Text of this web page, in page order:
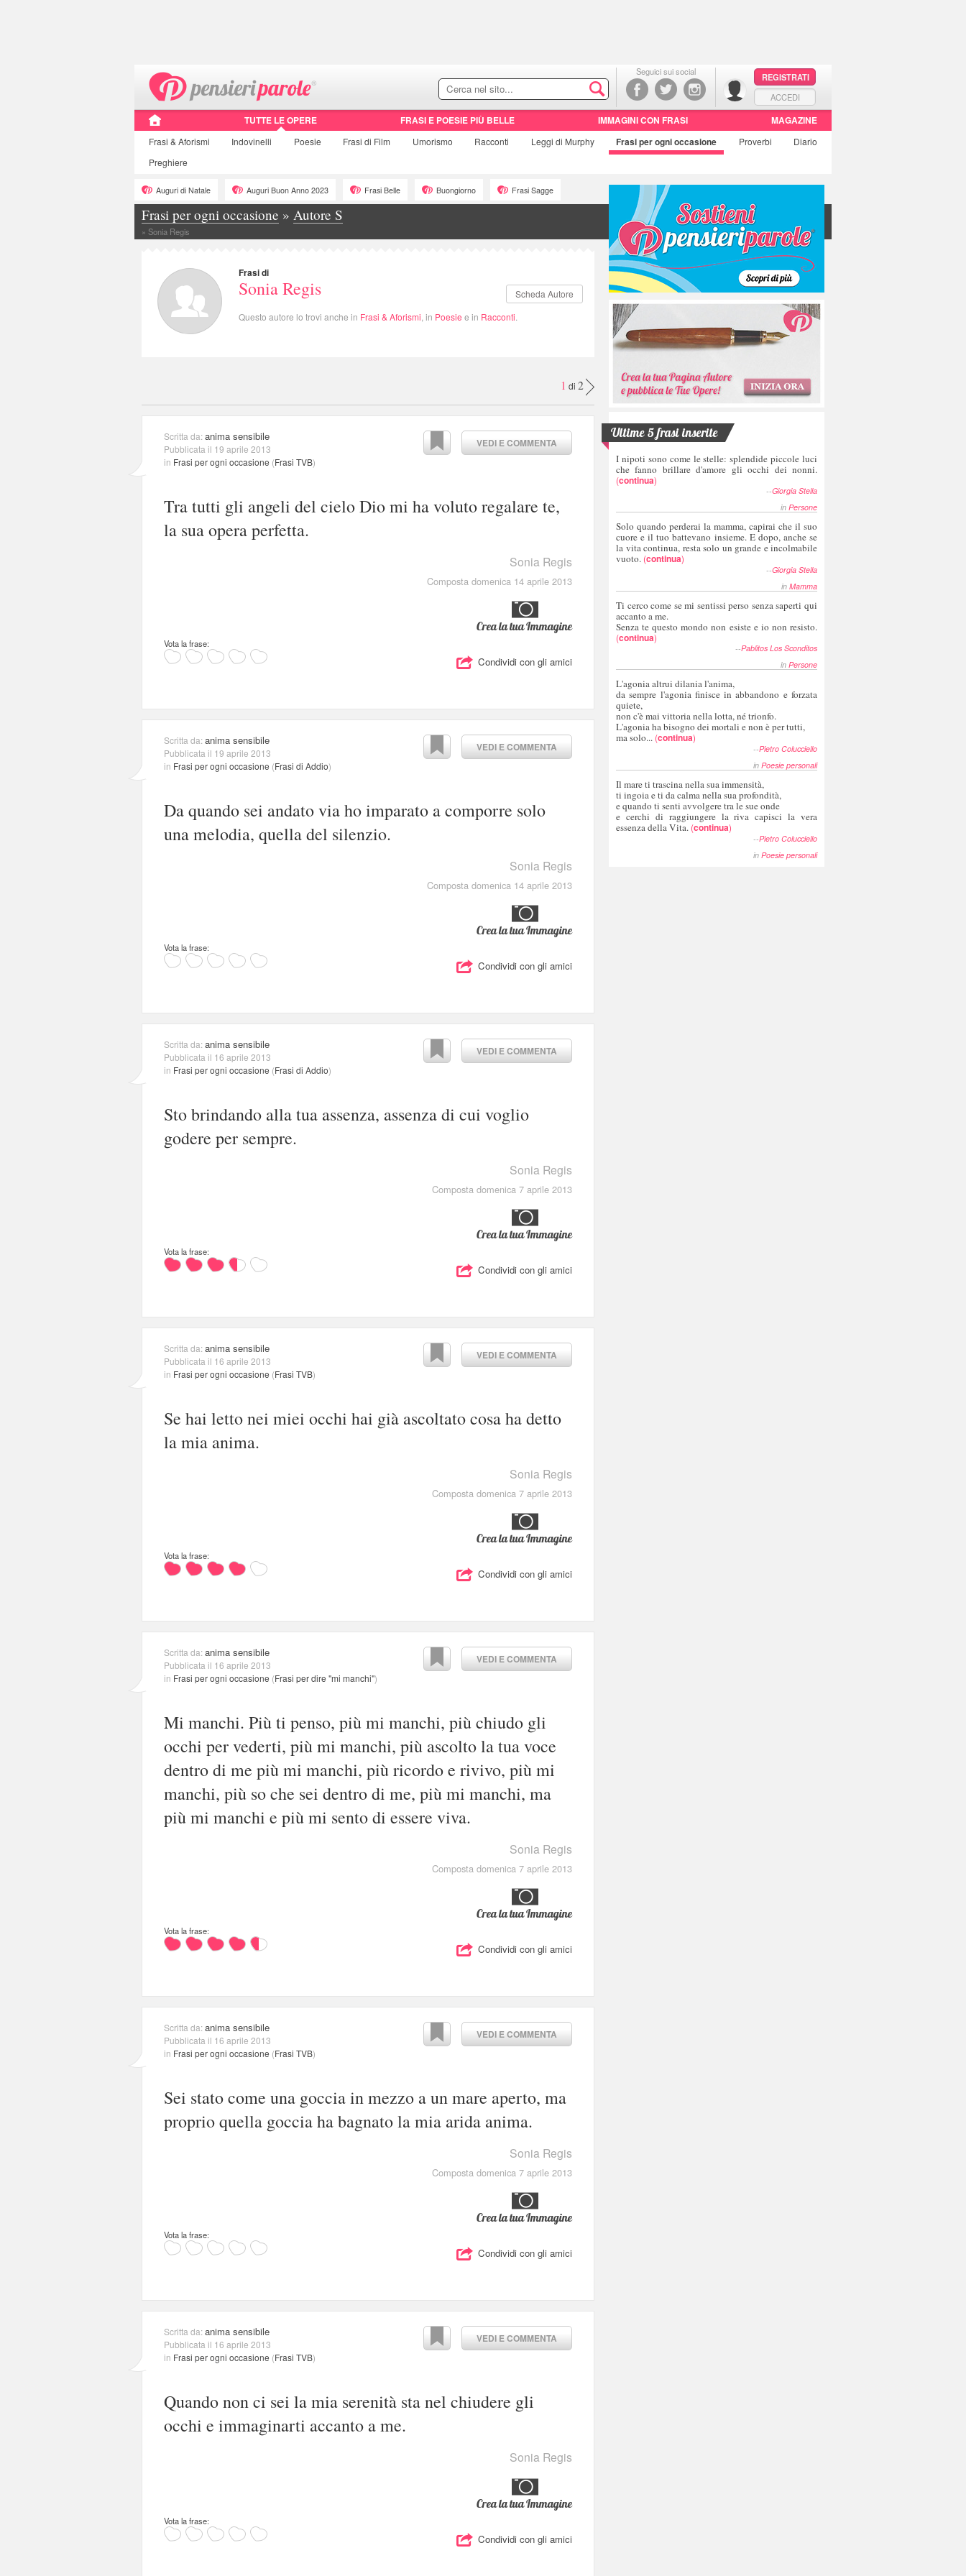
Seguici sui social
REGISTRATI
ACCEDI
TUTTE LE OPERE FRASI E POESIE PIÙ BELLE IMMAGINI CON FRASI MAGAZINE
Frasi & Aforismi Indovinelli Poesie Frasi di Film Umorismo Racconti Leggi di Murphy Frasiper ogni occasione Proverbi
Diario
Preghiere
Auguri di Natale Auguri Buon Anno 2023 Frasi Belle Buongiorno Frasi Sagge
Frasi per ogni occasione » Autore S
» Sonia Regis
Scheda Autore
Frasi di
Sonia Regis
Questo autore lo trovi anche in Frasi & Aforismi , in Poesie e in Racconti
1 di 2
VEDI E COMMENTA
Scritta da:anima sensibile
Pubblicata il 19 aprile 2013
in Frasi per ogni occasione (Frasi TVB)
Tra tutti gli angeli del cielo Dio mi ha voluto regalare te,
la sua opera perfetta.
Sonia Regis
Composta domenica 14 aprile 2013
Crea la tua Immagine
Vota la frase:
Condividi con gli amici
VEDI E COMMENTA
Scritta da:anima sensibile
Pubblicata il 19 aprile 2013
in Frasi per ogni occasione (Frasi di Addio)
Da quando sei andato via ho imparato a comporre solo
una melodia, quella del silenzio.
Sonia Regis
Composta domenica 14 aprile 2013
Crea la tua Immagine
Vota la frase:
Condividi con gli amici
VEDI E COMMENTA
Scritta da:anima sensibile
Pubblicata il 16 aprile 2013
in Frasi per ogni occasione (Frasi di Addio)
Sto brindando alla tua assenza, assenza di cui voglio
godere per sempre.
Sonia Regis
Composta domenica 7 aprile 2013
Crea la tua Immagine
Vota la frase:
Condividi con gli amici
VEDI E COMMENTA
Scritta da:anima sensibile
Pubblicata il 16 aprile 2013
in Frasi per ogni occasione (Frasi TVB)
Se hai letto nei miei occhi hai già ascoltato cosa ha detto
la mia anima.
Sonia Regis
Composta domenica 7 aprile 2013
Crea la tua Immagine
Vota la frase:
Condividi con gli amici
VEDI E COMMENTA
Scritta da:anima sensibile
Pubblicata il 16 aprile 2013
in Frasi per ogni occasione (Frasi per dire "mi manchi")
Mi manchi. Più ti penso, più mi manchi, più chiudo gli
occhi per vederti, più mi manchi, più ascolto la tua voce
dentro di me più mi manchi, più ricordo e rivivo, più mi
manchi, più so che sei dentro di me, più mi manchi, ma
più mi manchi e più mi sento di essere viva.
Sonia Regis
Composta domenica 7 aprile 2013
Crea la tua Immagine
Vota la frase:
Condividi con gli amici
VEDI E COMMENTA
Scritta da:anima sensibile
Pubblicata il 16 aprile 2013
in Frasi per ogni occasione (Frasi TVB)
Sei stato come una goccia in mezzo a un mare aperto, ma
proprio quella goccia ha bagnato la mia arida anima.
Sonia Regis
Composta domenica 7 aprile 2013
Crea la tua Immagine
Vota la frase:
Condividi con gli amici
VEDI E COMMENTA
Scritta da:anima sensibile
Pubblicata il 16 aprile 2013
in Frasi per ogni occasione (Frasi TVB)
Quando non ci sei la mia serenità sta nel chiudere gli
occhi e immaginarti accanto a me.
Sonia Regis
Crea la tua Immagine
Vota la frase:
Condividi con gli amici
Ultime 5 frasi inserite
I nipoti sono come le stelle: splendide piccole luci
che fanno brillare d'amore gli occhi dei nonni.
(continua)
--Giorgia Stella
in Persone
Solo quando perderai la mamma, capirai che il suo
cuore e il tuo battevano insieme. E dopo, anche se
la vita continua, resta solo un grande e incolmabile
vuoto. (continua)
--Giorgia Stella
in Mamma
Ti cerco come se mi sentissi perso senza saperti qui
accanto a me.
Senza te questo mondo non esiste e io non resisto.
(continua)
--Pablitos Los Sconditos
in Persone
L'agonia altrui dilania l'anima,
da sempre l'agonia finisce in abbandono e forzata
quiete,
non c'è mai vittoria nella lotta, né trionfo.
L'agonia ha bisogno dei mortali e non è per tutti,
ma solo... (continua)
--Pietro Colucciello
in Poesie personali
Il mare ti trascina nella sua immensità,
ti ingoia e ti da calma nella sua profondità,
e quando ti senti avvolgere tra le sue onde
e cerchi di raggiungere la riva capisci la vera
essenza della Vita. (continua)
--Pietro Colucciello
in Poesie personali